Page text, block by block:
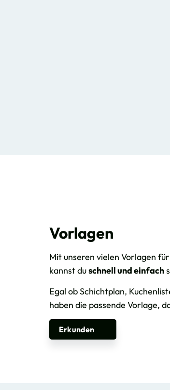
Vorlagen
Mit unseren vielen Vorlagen
kannst duschnell und einfach
Egal ob Schichtplan,
haben die passende Vorlage,
Erkunden